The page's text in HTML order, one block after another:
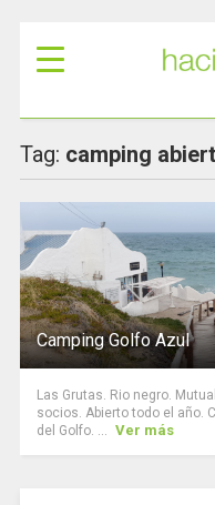
Tag: camping
Camping Golfo Azul
Las Grutas. Rio negro.
socios. Abierto todo el año.
del Golfo. ... Ver más